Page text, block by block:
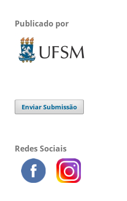
Publicado por
Enviar Submissão
Redes Sociais